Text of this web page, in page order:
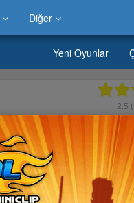
Diğer
Yeni Oyunlar
2.5